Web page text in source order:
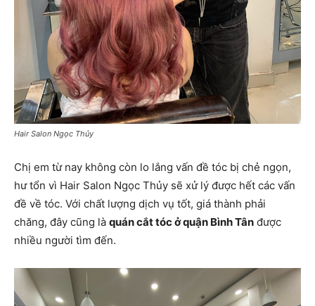
Hair Salon Ngọc Thủy
Chị em từ nay không còn lo lắng vấn đề tóc bị chẻ ngọn,
hư tổn vì Hair Salon Ngọc Thủy sẽ xử lý được hết các vấn
đề về tóc. Với chất lượng dịch vụ tốt, giá thành phải
chăng, đây cũng là quán cắt tóc ở quận Bình Tân được
nhiều người tìm đến.